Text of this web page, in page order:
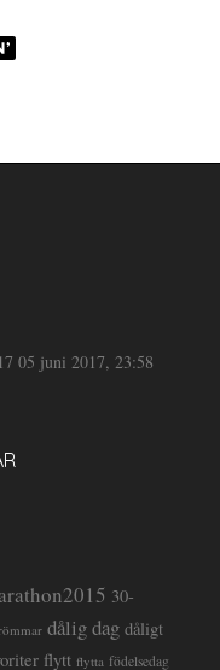
05 juni 2017, 23:58
30-
dålig dag dåligt
flytt flytta födelsedag